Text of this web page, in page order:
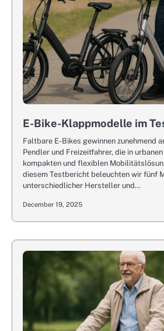
E-Bike-Klappmodelle im
Faltbare E-Bikes gewinnen zunehmend
Pendler und Freizeitfahrer, die in
kompakten und flexiblen
diesem Testbericht beleuchten wir fünf
unterschiedlicher Hersteller und…
December 19, 2025